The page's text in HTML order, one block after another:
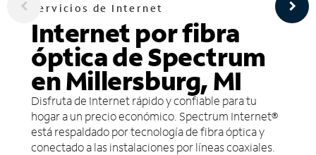
Servicios de Internet
Internet por fibra
óptica de Spectrum
en Millersburg, MI
Disfruta de Internet rápido y confiable para tu
hogar a un precio económico. Spectrum Internet®
está respaldado por tecnología de fibra óptica y
conectado a las instalaciones por líneas coaxiales.